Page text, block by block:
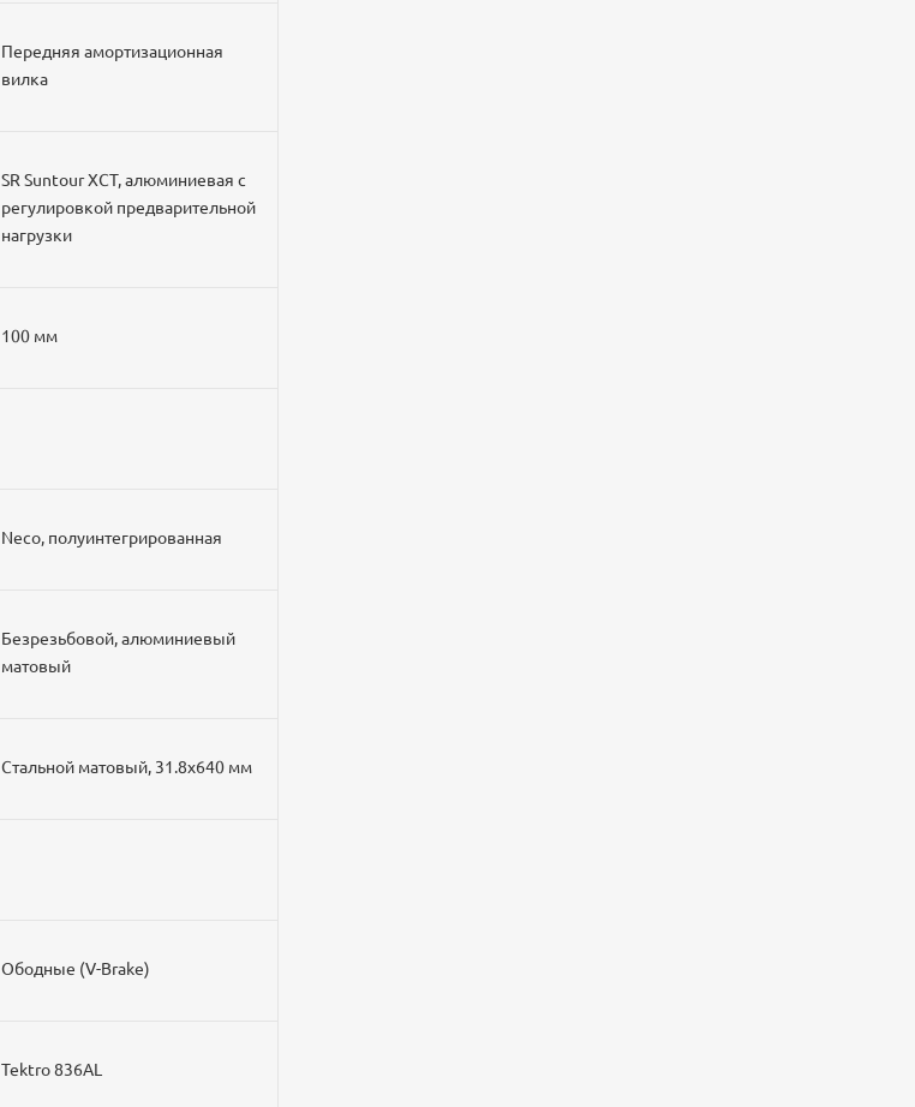
Передняя амортизационная
вилка
SR Suntour XCT, алюминиевая с
регулировкой предварительной
нагрузки
100 мм
Neco, полуинтегрированная
Безрезьбовой, алюминиевый
матовый
Стальной матовый, 31.8х640 мм
Ободные (V-Brake)
Tektro 836AL